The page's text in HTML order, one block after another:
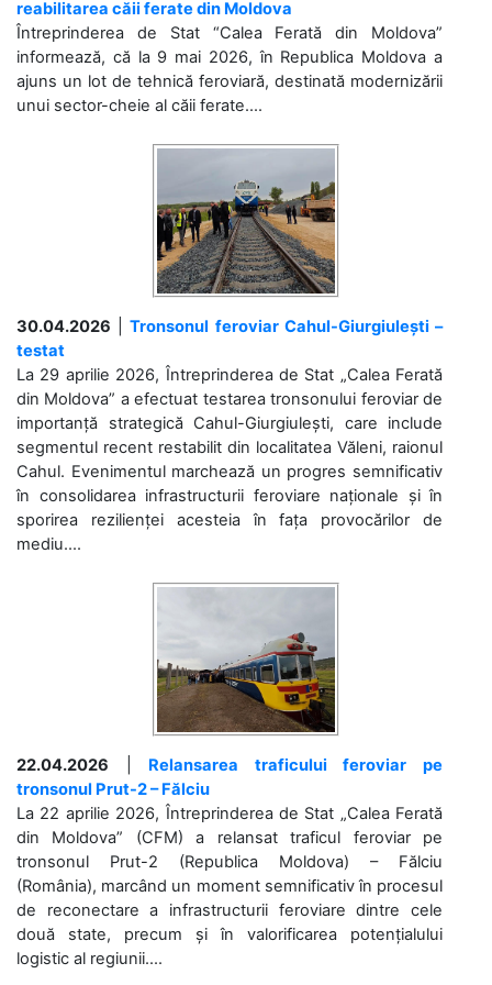
reabilitarea căii ferate din Moldova
Întreprinderea de Stat “Calea Ferată din Moldova”
informează, că la 9 mai 2026, în Republica Moldova a
ajuns un lot de tehnică feroviară, destinată modernizării
unui sector-cheie al căii ferate....
30.04.2026 |Tronsonul feroviar Cahul-Giurgiulești –
testat
La 29 aprilie 2026, Întreprinderea de Stat „Calea Ferată
din Moldova” a efectuat testarea tronsonului feroviar de
importanță strategică Cahul-Giurgiulești, care include
segmentul recent restabilit din localitatea Văleni, raionul
Cahul. Evenimentul marchează un progres semnificativ
în consolidarea infrastructurii feroviare naționale și în
sporirea rezilienței acesteia în fața provocărilor de
mediu....
22.04.2026
Relansarea traficului feroviar pe
tronsonul Prut-2 – Fălciu
La 22 aprilie 2026, Întreprinderea de Stat „Calea Ferată
din Moldova” (CFM) a relansat traficul feroviar pe
tronsonul Prut-2 (Republica Moldova) – Fălciu
(România), marcând un moment semnificativ în procesul
de reconectare a infrastructurii feroviare dintre cele
două state, precum și în valorificarea potențialului
logistic al regiunii....